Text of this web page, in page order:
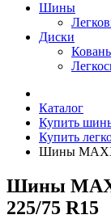
Шины
Диски
Каталог
Купить
Купить
Шины
Шины
225/75 R15